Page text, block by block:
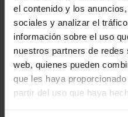
el contenido y los
sociales y analizar el
información sobre el uso
nuestros partners de
web, quienes pueden
que les haya
partir del uso que haya